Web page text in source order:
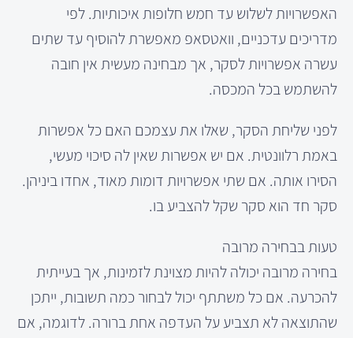
האפשרויות לשלוש עד חמש חלופות איכותיות. לפי
מדריכים עדכניים, וואטסאפ מאפשרת להוסיף עד שתים
עשרה אפשרויות לסקר, אך מבחינה מעשית אין חובה
להשתמש בכל המכסה.
לפני שליחת הסקר, שאלו את עצמכם האם כל אפשרות
באמת רלוונטית. אם יש אפשרות שאין לה סיכוי מעשי,
הסירו אותה. אם שתי אפשרויות דומות מאוד, אחדו ביניהן.
סקר חד הוא סקר שקל להצביע בו.
טעות בבחירה מרובה
בחירה מרובה יכולה להיות מצוינת לזמינות, אך בעייתית
להכרעה. אם כל משתתף יכול לבחור כמה תשובות, ייתכן
שהתוצאה לא תצביע על העדפה אחת ברורה. לדוגמה, אם